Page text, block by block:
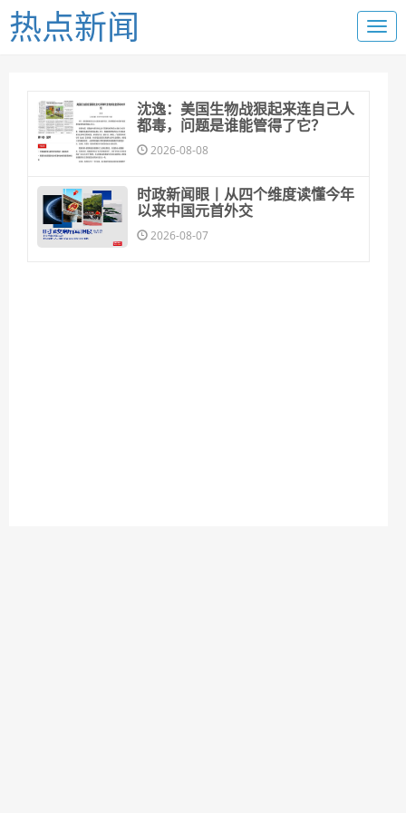
热点新闻
沈逸：美国生物战狠起来连自己人
都毒，问题是谁能管得了它？
2026-08-08
时政新闻眼丨从四个维度读懂今年
以来中国元首外交
2026-08-07